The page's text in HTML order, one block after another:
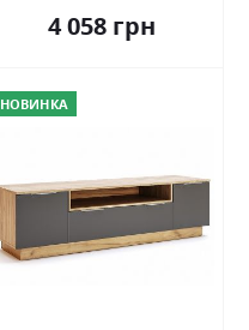
4 058 грн
НОВИНКА